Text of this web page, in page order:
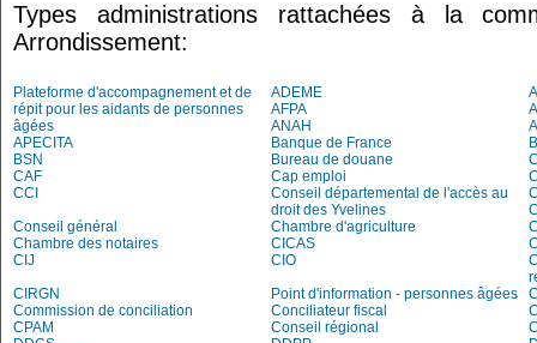
Types administrations rattachées à la
Arrondissement:
Plateforme d'accompagnement et de
répit pour les aidants de personnes
âgées
ADEME
AFPA
ANAH
APECITA
Banque de France
BSN
Bureau de douane
CAF
Cap emploi
CCI
Conseil départemental de l'accès au
droit des Yvelines
Conseil général
Chambre d'agriculture
Chambre des notaires
CICAS
CIJ
CIO
CIRGN
Point d'information - personnes âgées
Commission de conciliation
Conciliateur fiscal
CPAM
Conseil régional